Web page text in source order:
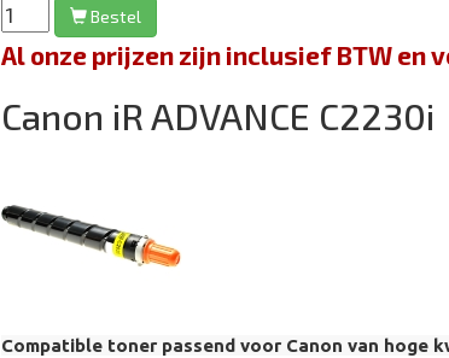
Bestel
Al onze prijzen zijn inclusief BTW en
Canon iR ADVANCE C2230i
Compatible toner passend voor Canon van hoge